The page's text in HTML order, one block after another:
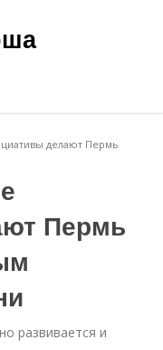
делают Пермь
Пермь
развивается и